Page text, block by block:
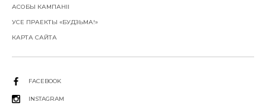
АСОБЫ КАМПАНІІ
УСЕ ПРАЕКТЫ «БУДЗЬМА!»
КАРТА САЙТА
FACEBOOK
INSTAGRAM